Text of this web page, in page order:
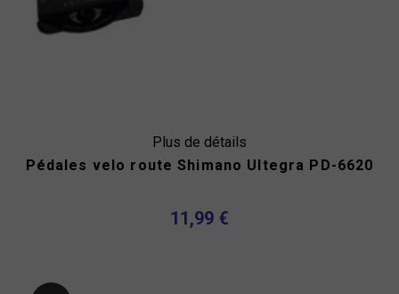
Plus de détails
Pédales velo route Shimano Ultegra PD-6620
11,99 €